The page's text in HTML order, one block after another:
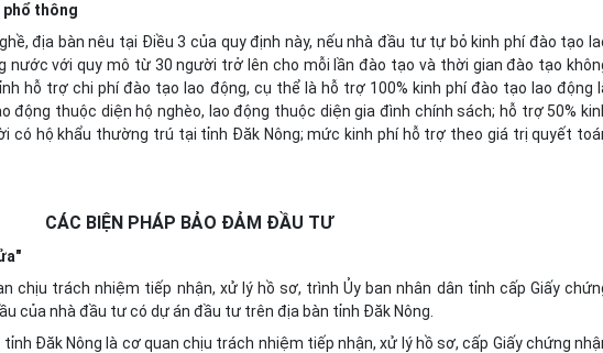
thông
địa bàn nêu tại Điều 3 của quy định này, nếu nhà đầu tư tự bỏ kinh phí đào tạo
với quy mô từ 30 người trở lên cho mỗi lần đào tạo và thời gian đào tạo
hỗ trợ chi phí đào tạo lao động, cụ thể là hỗ trợ 100% kinh phí đào tạo lao động
động thuộc diện hộ nghèo, lao động thuộc diện gia đình chính sách; hỗ trợ 50%
có hộ khẩu thường trú tại tỉnh Đăk Nông; mức kinh phí hỗ trợ theo giá trị quyết
CÁC BIỆN PHÁP BẢO ĐẢM ĐẦU TƯ
chịu trách nhiệm tiếp nhận, xử lý hồ sơ, trình Ủy ban nhân dân tỉnh cấp Giấy
của nhà đầu tư có dự án đầu tư trên địa bàn tỉnh Đăk Nông.
Đăk Nông là cơ quan chịu trách nhiệm tiếp nhận, xử lý hồ sơ, cấp Giấy chứng